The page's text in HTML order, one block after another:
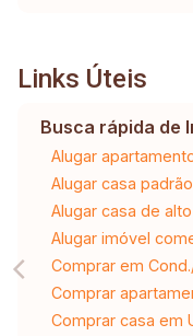
Links Úteis
Busca rápida de
Alugar
Alugar casa
Alugar casa de
Alugar imóvel
Comprar em
Comprar
Comprar casa em